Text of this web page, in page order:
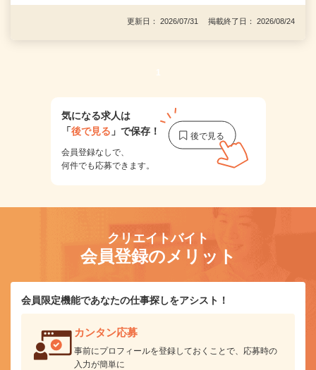
更新日： 2026/07/31 掲載終了日： 2026/08/24
1
気になる求人は
「後で見る 」で保存！
会員登録なしで、
何件でも応募できます。
クリエイトバイト
会員登録のメリット
会員限定機能であなたの仕事探しをアシスト！
カンタン応募
事前にプロフィールを登録しておくことで、応募時の
入力が簡単に